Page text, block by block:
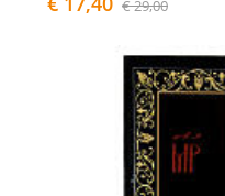
€ 29,00